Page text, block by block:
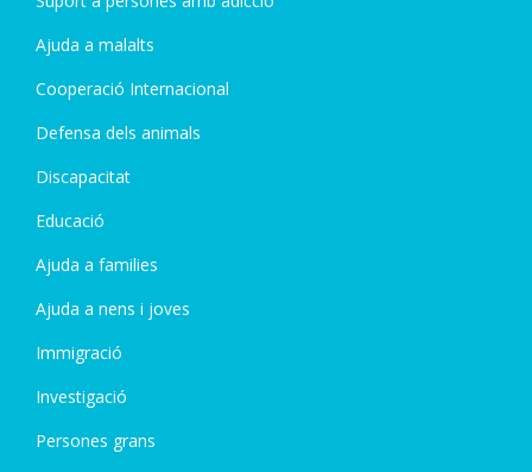
Ajuda a malalts
Cooperació Internacional
Defensa dels animals
Discapacitat
Educació
Ajuda a families
Ajuda a nens i joves
Immigració
Investigació
Persones grans